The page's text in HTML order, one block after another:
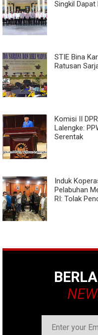
Singkil Dapat
STIE Bina
Ratusan
Komisi II
Lalengke:
Serentak
Induk
Pelabuhan
RI: Tolak